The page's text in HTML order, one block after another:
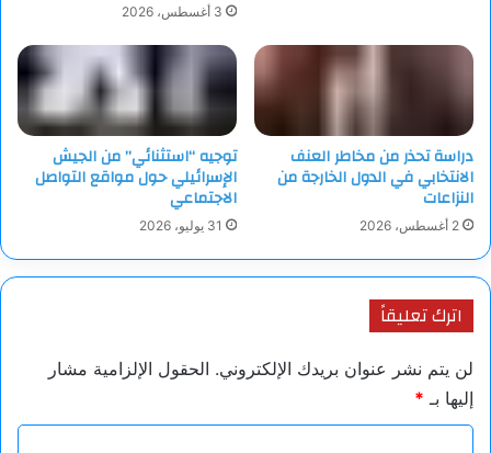
3 أغسطس، 2026
دراسة تحذر من مخاطر العنف
الانتخابي في الدول الخارجة من
النزاعات
2 أغسطس، 2026
توجيه “استثنائي” من الجيش
الإسرائيلي حول مواقع التواصل
الاجتماعي
31 يوليو، 2026
اترك تعليقاً
لن يتم نشر عنوان بريدك الإلكتروني. الحقول الإلزامية مشار
إليها بـ *